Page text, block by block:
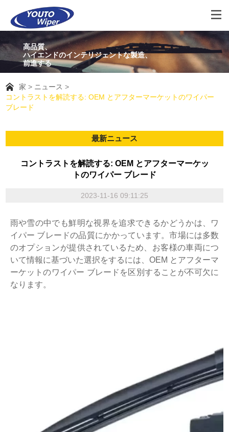
高品質、
ハイエンドのインテリジェントな製造、
前進する
家
ニュース
コントラストを解読する: OEM とアフターマーケットのワイパー
ブレード
最新ニュース
コントラストを解読する: OEM とアフターマーケッ
トのワイパー ブレード
2023-11-16 09:11:25
雨や雪の中でも鮮明な視界を追求できるかどうかは、ワ
イパー ブレードの品質にかかっています。市場には多数
のオプションが提供されているため、お客様の車両につ
いて情報に基づいた選択をするには、OEM とアフターマ
ーケットのワイパー ブレードを区別することが不可欠に
なります。